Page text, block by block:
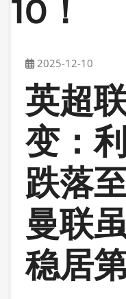
10！
2025-12-10
英超
变：
跌落
曼联
稳居